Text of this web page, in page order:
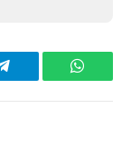
Telegram